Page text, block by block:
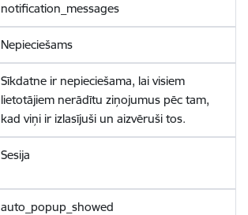
notification_messages
Nepieciešams
Sīkdatne ir nepieciešama, lai visiem
lietotājiem nerādītu ziņojumus pēc tam,
kad viņi ir izlasījuši un aizvēruši tos.
Sesija
auto_popup_showed